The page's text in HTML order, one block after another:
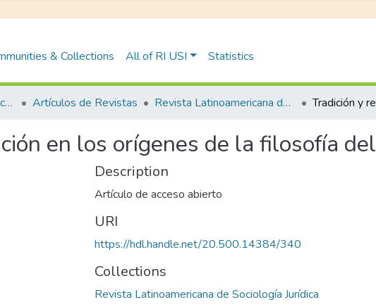
& Collections All of RI USI Statistics
Facultad de Ciencias Jurídicas y de la Administración Artículos de Revistas Revista Latinoamericana de Sociología Jurídica
en los orígenes de la filosofía
Description
Artículo de acceso abierto
URI
https://hdl.handle.net/20.500.14384/340
Collections
Revista Latinoamericana de Sociología Jurídica